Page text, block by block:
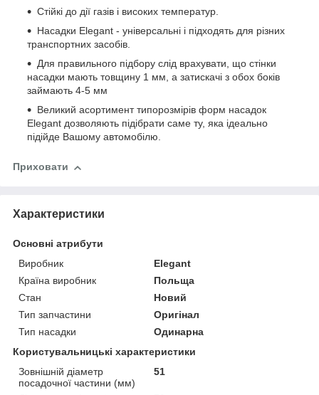
Стійкі до дії газів і високих температур.
Насадки Elegant - універсальні і підходять для різних
транспортних засобів.
Для правильного підбору слід врахувати, що стінки
насадки мають товщину 1 мм, а затискачі з обох боків
займають 4-5 мм
Великий асортимент типорозмірів форм насадок
Elegant дозволяють підібрати саме ту, яка ідеально
підійде Вашому автомобілю.
Приховати
Характеристики
Основні атрибути
Виробник
Elegant
Країна виробник
Польща
Стан
Новий
Тип запчастини
Оригінал
Тип насадки
Одинарна
Користувальницькі характеристики
Зовнішній діаметр
посадочної частини (мм)
51